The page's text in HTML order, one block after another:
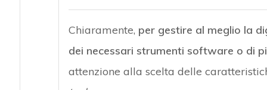
Chiaramente, per gestire al meglio la
dei necessari strumenti software o di
attenzione alla scelta delle